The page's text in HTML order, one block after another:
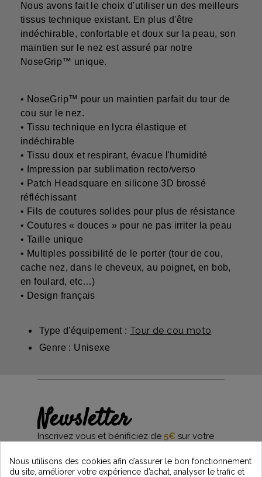
Nous avons fait le choix d'utiliser un des meilleurs
tissus technique existant. En plus d'être
indéchirable, confortable et doux sur la peau, son
maintien sur le nez est assuré par notre
NoseGrip™ unique.
• NoseGrip™ pour un maintien parfait du tour de
cou sur le nez.
• Tissu technique en lycra élastique et
indéchirable
• Tissu doux et respirant, évacue l'humidité
• Impression par sublimation recto/verso
• Patch Headsquare en silicone 3D brossé
réfléchissant
• Fils de coutures solides pour plus de résistance
• Coutures « douces » pour ne pas irriter la peau
• Taille unique
• Multiples possibilité de le porter (tour de cou,
cache nez, dans le cheveux, au poignet, en bob,
en foulard, etc…)
• Design français
Type d'équipement : Tour de cou moto
Genre : Unisexe
Newsletter
Inscrivez vous et bénificiez de 5€ sur votre
et restez informés des dernières nouveautés
Vintage Motors
Nous utilisons des cookies afin d’assurer le bon fonctionnement
du site, améliorer votre expérience d’achat, analyser le trafic et